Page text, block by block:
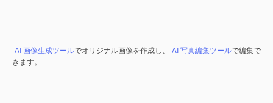
AI 画像生成ツールでオリジナル画像を作成し、 AI 写真編集ツールで編集で
きます。